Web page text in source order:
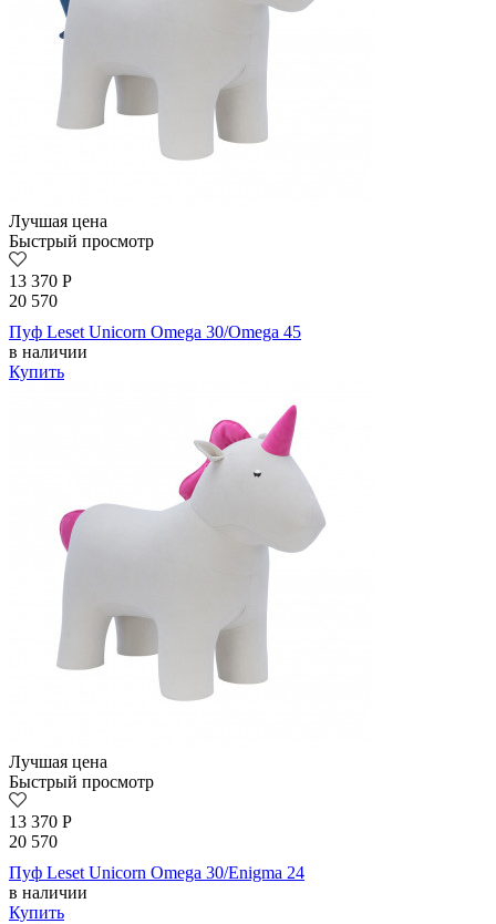
Лучшая цена
Быстрый просмотр
13 370 Р
20 570
Пуф Leset Unicorn Omega 30/Omega 45
в наличии
Купить
Лучшая цена
Быстрый просмотр
13 370 Р
20 570
Пуф Leset Unicorn Omega 30/Enigma 24
в наличии
Купить